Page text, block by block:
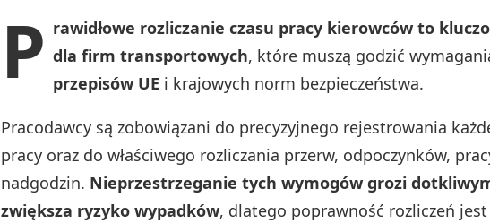
P rawidłowe rozliczanie czasu pracy kierowców to
dla firm transportowych, które muszą godzić
przepisów UE i krajowych norm bezpieczeństwa.
Pracodawcy są zobowiązani do precyzyjnego rejestrowania
pracy oraz do właściwego rozliczania przerw, odpoczynków,
nadgodzin. Nieprzestrzeganie tych wymogów grozi
zwiększa ryzyko wypadków, dlatego poprawność rozliczeń